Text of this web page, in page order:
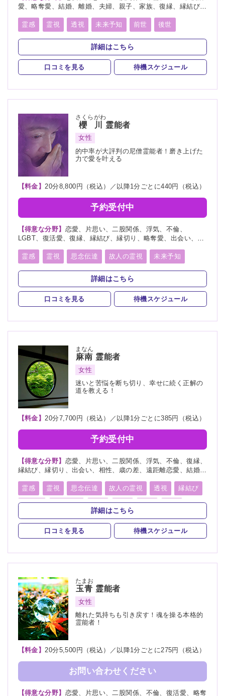
愛、略奪愛、結婚、離婚、夫婦、親子、家族、復縁、縁結び、
適職、進路、未来、育児、健康、仕事、引越し、開運、故人、
教育、過去、浮気、総合運、運勢、命名
霊感 霊視 透視 未来予知 前世 後世
縁結び 縁切り 祈願 祈祷 波動修正
オーラリーディング スピリチュアルカウンセリング
詳細はこちら
口コミを見る 待機スケジュール
櫻川
さくらがわ
霊能者
女性
的中率が大評判の尼僧霊能者！磨き上げた
力で愛を叶える
【料金】 20分8,800円（税込）／以降1分ごとに440円（税込）
予約受付中
【得意な分野】 恋愛、片思い、二股関係、浮気、不倫、
LGBT、復活愛、復縁、縁結び、縁切り、略奪愛、出会い、相
宝、子供、育児、教育、介護、進路、学業、受験、就職、天
職、適職、仕事、転職、経営、人間関係、人生相談、健康、金
運、引越し、開運、故人、生霊、相手の気持ち、総合運、過
去、未来、将来、運勢、心霊相談、心霊写真、命名、改名、
ペット、霊障、カルマ、人探し、物探し
霊感 霊視 思念伝達 故人の霊視 未来予知
霊聴 霊査 霊眼 前世 後世 来世 神通力
守護霊 背後霊 死者霊の降霊 イタコ口寄せ
霊媒(憑依) チャネリング オーラリーディング
スピリチュアルカウンセリング チャクラ 言霊
サイキックリーディング 縁結び
浄霊 浄化 祈願
人形供養 水子供養
霊符
詳細はこちら
口コミを見る 待機スケジュール
麻南
まなん
霊能者
女性
迷いと苦悩を断ち切り、幸せに続く正解の
道を教える！
【料金】 20分7,700円（税込）／以降1分ごとに385円（税込）
予約受付中
【得意な分野】 恋愛、片思い、二股関係、浮気、不倫、復縁、
縁結び、縁切り、出会い、相性、歳の差、遠距離恋愛、結婚、
路、学業、受験、仕事、就職、天職、転職、適職、経営、人間
関係、人生相談、健康、金運、引越し、開運、故人、生霊、相
手の気持ち、総合運、運勢、過去、未来、将来、心霊相談、心
霊写真、命名、改名、ペット、霊障、パラレルワールド、人探
し、物探し
霊感 霊視 思念伝達 故人の霊視 透視 縁結び
縁切り 未来予知 霊聴 霊査 霊眼 前世
後世 来世 神通力 死者霊の降霊 イタコ口寄せ
霊媒(憑依) オーラリーディング
スピリチュアルカウンセリング 言霊 千里眼 除霊
写真供養 人形供養
詳細はこちら
口コミを見る 待機スケジュール
玉青
たまお
霊能者
女性
離れた気持ちも引き戻す！魂を操る本格的
霊能者！
【料金】 20分5,500円（税込）／以降1分ごとに275円（税込）
お問い合わせください
【得意な分野】 恋愛、片思い、二股関係、不倫、復活愛、略奪